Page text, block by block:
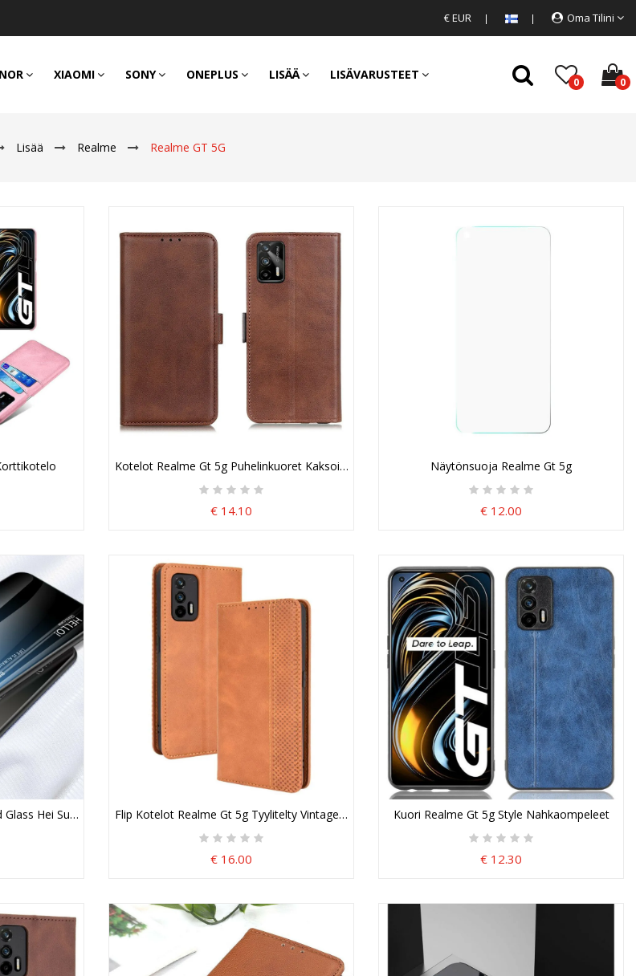
€ EUR Oma Tilini
XIAOMI SONY ONEPLUS LISÄÄ LISÄVARUSTEET
0 0
Lisää Realme Realme GT 5G
Kotelot Realme Gt 5g Puhelinkuoret Kaksoisläppä
€ 14.10
Näytönsuoja Realme Gt 5g
€ 12.00
Hei Suojakuori Flip Kotelot Realme Gt 5g Tyylitelty Vintage-Nahkaefekti
€ 16.00
Kuori Realme Gt 5g Style Nahkaompeleet
€ 12.30